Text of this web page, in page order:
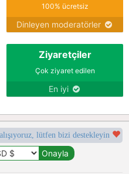
100% ücretsiz
Dinleyen moderatörler
Ziyaretçiler
Çok ziyaret edilen
En iyi
lütfen bizi destekleyin